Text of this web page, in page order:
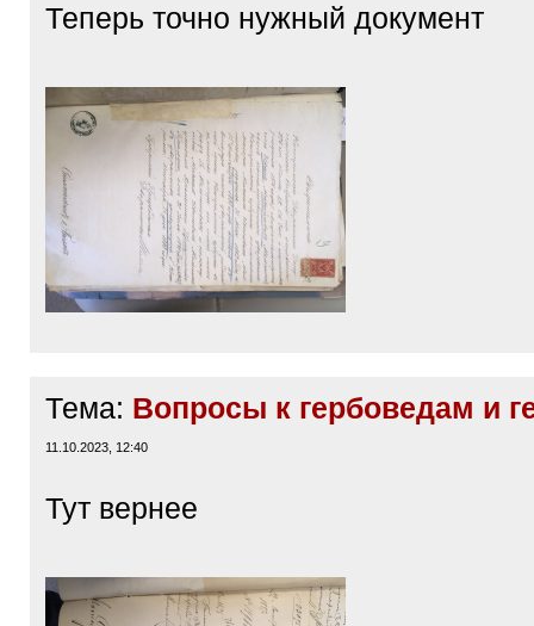
Теперь точно нужный документ
Тема: Вопросы к гербоведам и
11.10.2023, 12:40
Тут вернее